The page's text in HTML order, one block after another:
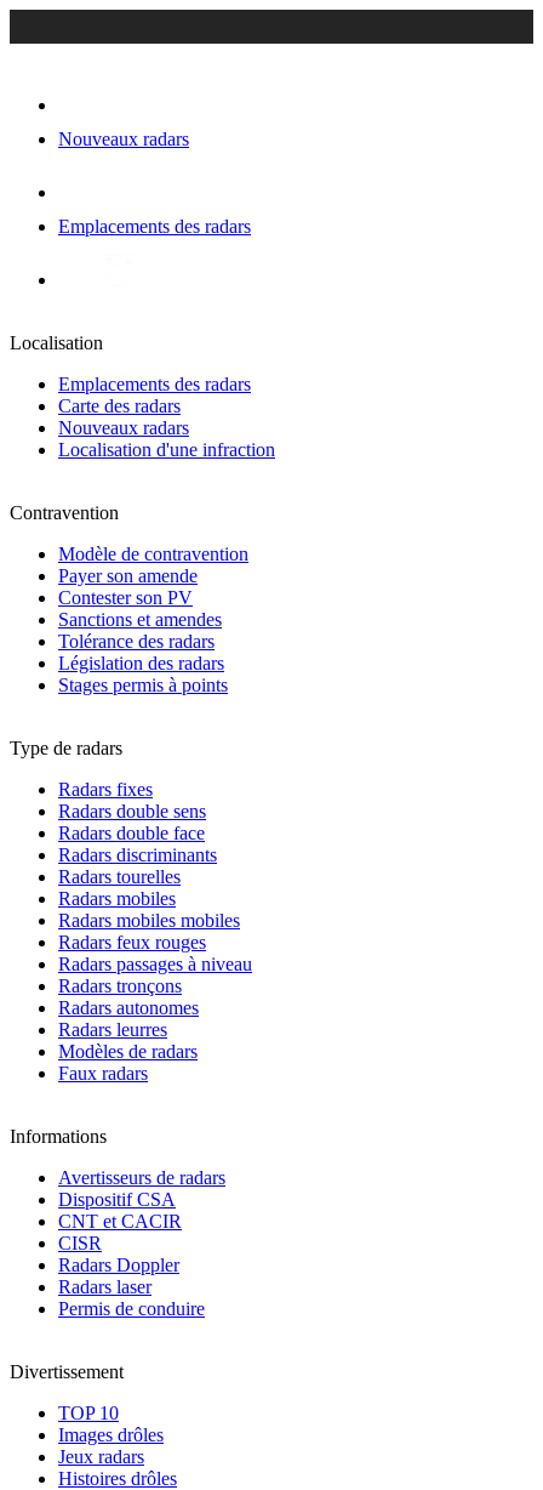
Nouveaux radars
Emplacements des radars
Localisation
Emplacements des radars
Carte des radars
Nouveaux radars
Localisation d'une infraction
Contravention
Modèle de contravention
Payer son amende
Contester son PV
Sanctions et amendes
Tolérance des radars
Législation des radars
Stages permis à points
Type de radars
Radars fixes
Radars double sens
Radars double face
Radars discriminants
Radars tourelles
Radars mobiles
Radars mobiles mobiles
Radars feux rouges
Radars passages à niveau
Radars tronçons
Radars autonomes
Radars leurres
Modèles de radars
Faux radars
Informations
Avertisseurs de radars
Dispositif CSA
CNT et CACIR
CISR
Radars Doppler
Radars laser
Permis de conduire
Divertissement
TOP 10
Images drôles
Jeux radars
Histoires drôles